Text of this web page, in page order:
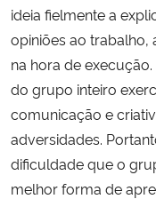
ideia fielmente a
opiniões ao trabalho,
na hora de
do grupo inteiro
comunicação e
adversidades.
dificuldade que o
melhor forma de